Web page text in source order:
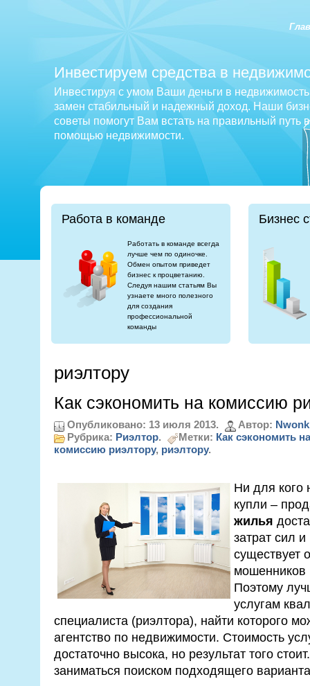
Инвестируем средства в
Инвестируя с умом Ваши деньги в
замен стабильный и надежный доход. Наши
советы помогут Вам встать на правильный путь
помощью недвижимости.
Работа в команде
Работать в команде всегда
лучше чем по одиночке.
Обмен опытом приведет
бизнес к процветанию.
Следуя нашим статьям Вы
узнаете много полезного
для создания
профессиональной
команды
Бизнес
риэлтору
Как сэкономить на комиссию
Опубликовано: 13 июля 2013. Автор:
Рубрика: Риэлтор. Метки: Как сэкономить
комиссию риэлтору, риэлтору.
Ни для кого
купли –
жилья
затрат сил
существует
мошенников
Поэтому
услугам
специалиста (риэлтора), найти которого
агентство по недвижимости. Стоимость
достаточно высока, но результат того
заниматься поиском подходящего